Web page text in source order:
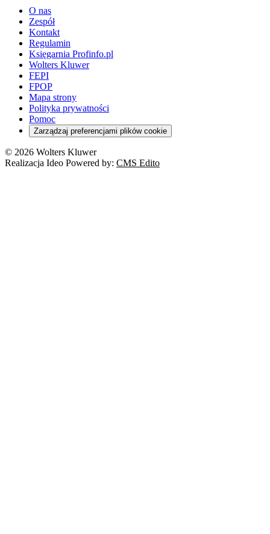
O nas
Zespół
Kontakt
Regulamin
Księgarnia Profinfo.pl
Wolters Kluwer
FEPI
FPOP
Mapa strony
Polityka prywatności
Pomoc
Zarządzaj preferencjami plików cookie
© 2026 Wolters Kluwer
Realizacja Ideo Powered by: CMS Edito